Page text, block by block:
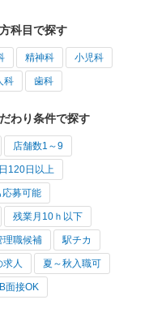
科目で探す
精神科 小児科
科 歯科
わり条件で探す
店舗数1～9
120日以上
応募可能
残業月10ｈ以下
理職候補 駅チカ
求人 夏～秋入職可
面接OK